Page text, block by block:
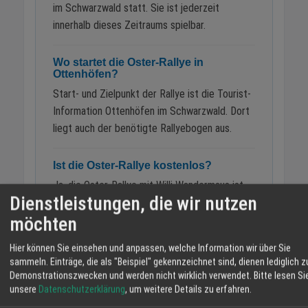
im Schwarzwald statt. Sie ist jederzeit
innerhalb dieses Zeitraums spielbar.
Wo startet die Oster-Rallye in
Ottenhöfen?
Start- und Zielpunkt der Rallye ist die Tourist-
Information Ottenhöfen im Schwarzwald. Dort
liegt auch der benötigte Rallyebogen aus.
Ist die Oster-Rallye kostenlos?
Ja, die Oster-Rallye mit Willi Wandermaus ist
kostenlos. Es wird lediglich der Rallyebogen
benötigt, der bei der Tourist-Information
Für welches Alter ist die Oster-Rallye
geeignet?
Dienstleistungen, die wir nutzen
möchten
Hier können Sie einsehen und anpassen, welche Information wir über Sie
sammeln. Einträge, die als "Beispiel" gekennzeichnet sind, dienen lediglich
Demonstrationszwecken und werden nicht wirklich verwendet. Bitte lesen
unsere Datenschutzerklärung, um weitere Details zu erfahren.